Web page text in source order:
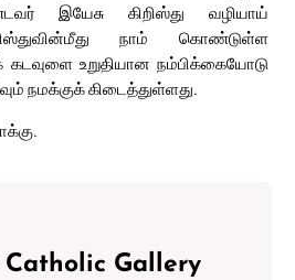
இயேசு கிறிஸ்து வழியாய்
நாம் கொண்டுள்ள
உறுதியான நம்பிக்கையோடு
நமக்குக் கிடைத்துள்ளது.
Catholic Gallery